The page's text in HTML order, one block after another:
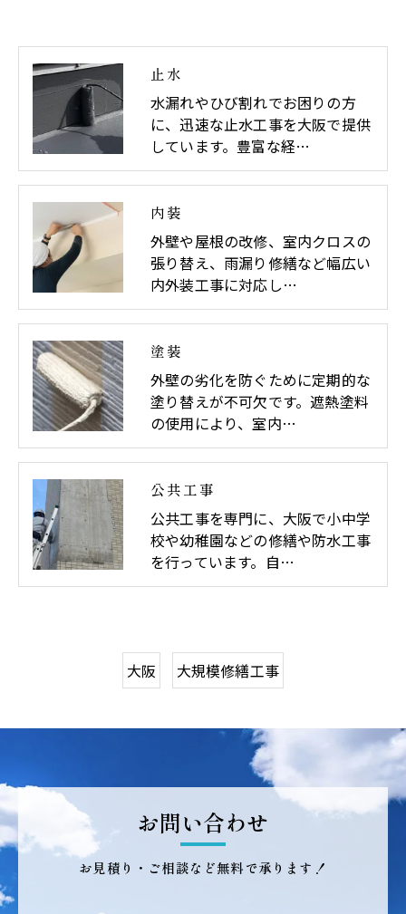
止水
水漏れやひび割れでお困りの方
に、迅速な止水工事を大阪で提供
しています。豊富な経…
内装
外壁や屋根の改修、室内クロスの
張り替え、雨漏り修繕など幅広い
内外装工事に対応し…
塗装
外壁の劣化を防ぐために定期的な
塗り替えが不可欠です。遮熱塗料
の使用により、室内…
公共工事
公共工事を専門に、大阪で小中学
校や幼稚園などの修繕や防水工事
を行っています。自…
大阪 大規模修繕工事
お見積り・ご相談など無料で承ります！
お問い合わせ